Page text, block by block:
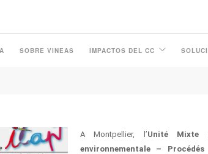
SOBRE VINEAS IMPACTOS DEL CC
- INFORMATION –
A Montpellier, l’Unité Mixte
environnementale –